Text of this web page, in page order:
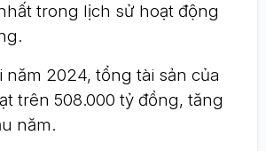
trong lịch sử hoạt động
năm 2024, tổng tài sản của
trên 508.000 tỷ đồng, tăng
năm.